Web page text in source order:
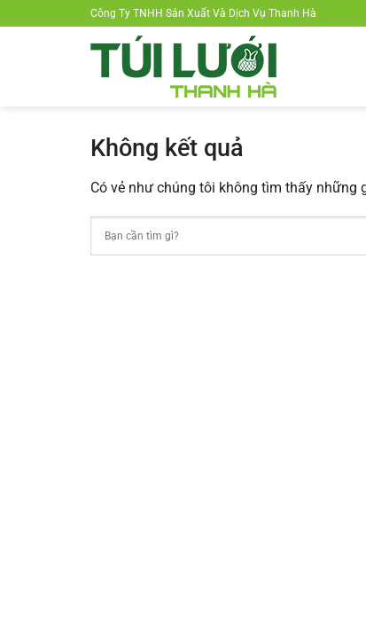
đến
Công Ty TNHH Sản Xuất Và Dịch Vụ Thanh Hà
Không kết quả
Có vẻ như chúng tôi không tìm thấy những